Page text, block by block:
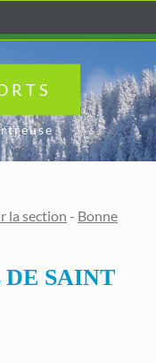
la section - Bonne
SAINT